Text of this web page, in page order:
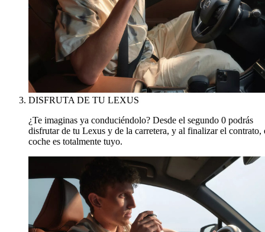
DISFRUTA DE TU LEXUS
¿Te imaginas ya conduciéndolo? Desde el segundo 0 podrás
disfrutar de tu Lexus y de la carretera, y al finalizar el contrato,
coche es totalmente tuyo.